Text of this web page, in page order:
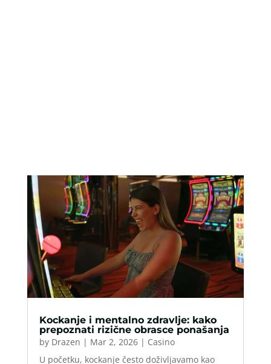
Kockanje i mentalno zdravlje: kako
prepoznati rizične obrasce ponašanja
by Drazen | Mar 2, 2026| Casino
U početku, kockanje često doživljavamo kao